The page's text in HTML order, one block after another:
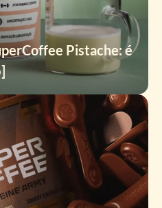
Pistache: é